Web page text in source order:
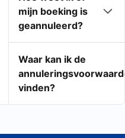
mijn boeking is
geannuleerd?
Waar kan ik de
vinden?